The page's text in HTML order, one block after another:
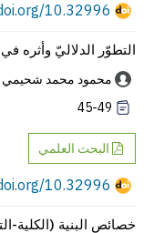
10.32996/
التطوّر الدلاليّ وأثره
محمود محمد شحيمي
البحث العلمي
10.32996/
خصائص البنية